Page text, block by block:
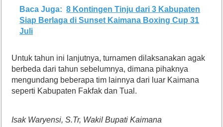
Baca Juga: 8 Kontingen Tinju dari 3 Kabupaten
Siap Berlaga di Sunset Kaimana Boxing Cup 31
Juli
Untuk tahun ini lanjutnya, turnamen dilaksanakan agak
berbeda dari tahun sebelumnya, dimana pihaknya
mengundang beberapa tim lainnya dari luar Kaimana
seperti Kabupaten Fakfak dan Tual.
Isak Waryensi, S.Tr, Wakil Bupati Kaimana